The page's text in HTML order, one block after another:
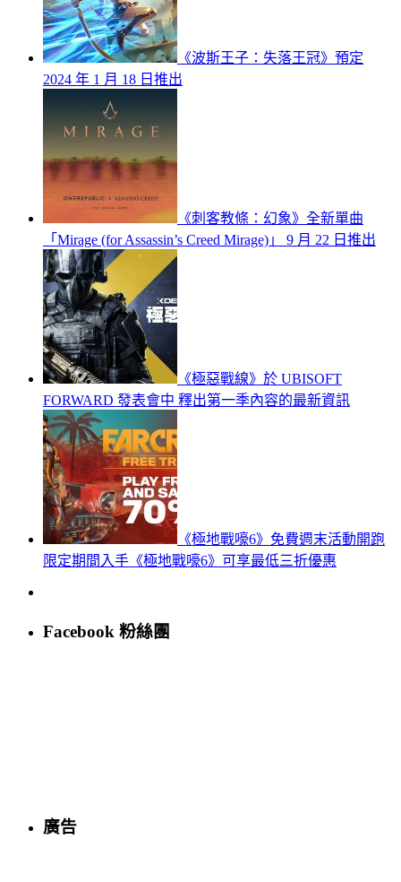
《波斯王子：失落王冠》預定
2024 年 1 月 18 日推出
《刺客教條：幻象》全新單曲
「Mirage (for Assassin’s Creed Mirage)」 9 月 22 日推出
《極惡戰線》於 UBISOFT
FORWARD 發表會中 釋出第一季內容的最新資訊
《極地戰嚎6》免費週末活動開跑
限定期間入手《極地戰嚎6》可享最低三折優惠
Facebook 粉絲團
廣告